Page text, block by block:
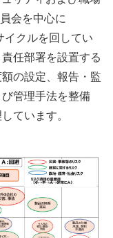
会を中心に
イクルを回してい
任部署を設置する
の設定、報告・監
管理手法を整備
ています。